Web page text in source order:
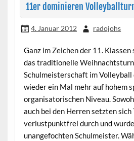
11er dominieren
4. Januar 2012 radojohs
Ganz im Zeichen der 11. Klassen
das traditionelle
Schulmeisterschaft im
wieder ein Mal mehr auf hohem
organisatorischen Niveau.
auch bei den Herren setzten sich
verlustpunktfrei durch und
unangefochten Schulmeister.